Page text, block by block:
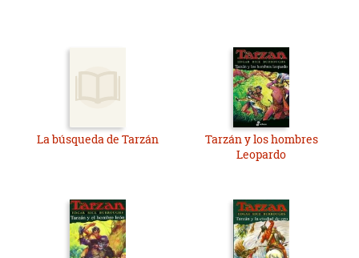
La búsqueda de Tarzán
Tarzán y los hombres
Leopardo